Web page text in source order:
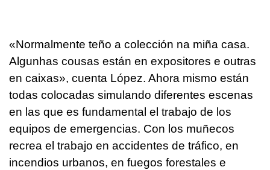
«Normalmente teño a colección na miña casa.
Algunhas cousas están en expositores e outras
en caixas», cuenta López. Ahora mismo están
todas colocadas simulando diferentes escenas
en las que es fundamental el trabajo de los
equipos de emergencias. Con los muñecos
recrea el trabajo en accidentes de tráfico, en
incendios urbanos, en fuegos forestales e